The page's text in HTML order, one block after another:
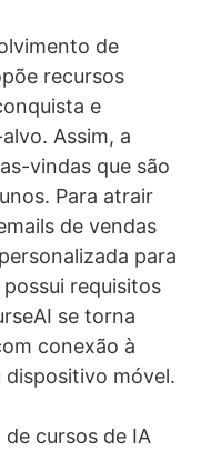
de
recursos
e
Assim, a
vindas que são
Para atrair
de vendas
para
requisitos
se torna
conexão à
móvel.
cursos de IA